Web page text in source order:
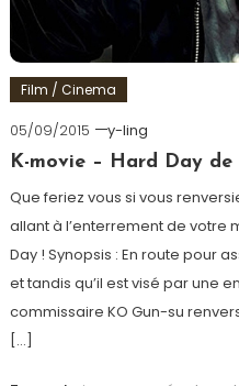
Film / Cinema
05/09/2015
y-ling
K-movie – Hard Day de
Que feriez vous si vous
allant à l’enterrement de votre
Day ! Synopsis : En route pour
et tandis qu’il est visé par une
commissaire KO Gun-su
[…]